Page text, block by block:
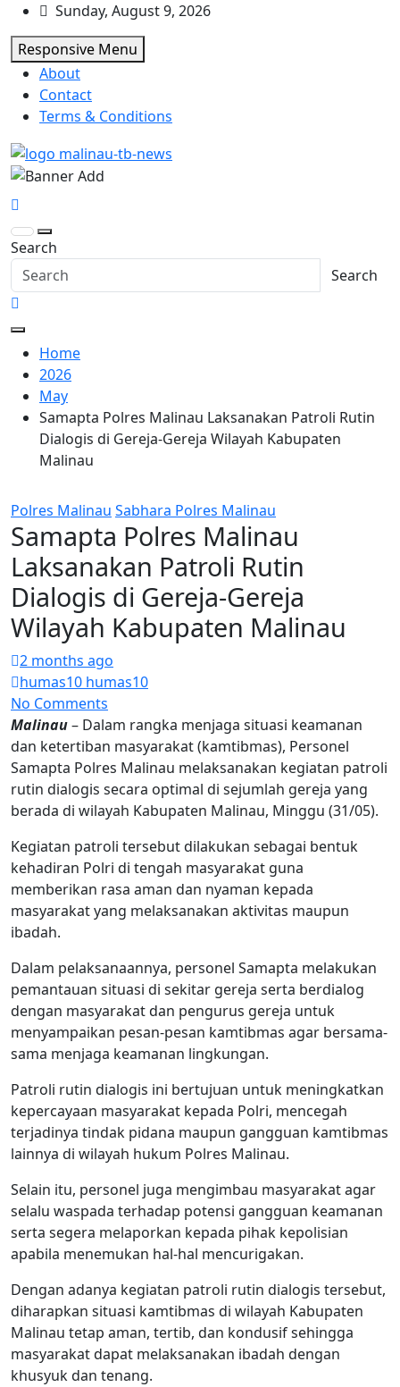
Skip
to
content
Sunday, August 9, 2026
Responsive Menu
About
Contact
Terms & Conditions
Pelangiresmalinau.com
Beranda Warta Bhayangkara
Search
Search
Home
2026
May
Samapta Polres Malinau Laksanakan Patroli Rutin
Dialogis di Gereja-Gereja Wilayah Kabupaten
Malinau
Polres Malinau Sabhara Polres Malinau
Samapta Polres Malinau
Laksanakan Patroli Rutin
Dialogis di Gereja-Gereja
Wilayah Kabupaten Malinau
2 months ago
humas10 humas10
No Comments
Malinau– Dalam rangka menjaga situasi keamanan
dan ketertiban masyarakat (kamtibmas), Personel
Samapta Polres Malinau melaksanakan kegiatan patroli
rutin dialogis secara optimal di sejumlah gereja yang
berada di wilayah Kabupaten Malinau, Minggu (31/05).
Kegiatan patroli tersebut dilakukan sebagai bentuk
kehadiran Polri di tengah masyarakat guna
memberikan rasa aman dan nyaman kepada
masyarakat yang melaksanakan aktivitas maupun
ibadah.
Dalam pelaksanaannya, personel Samapta melakukan
pemantauan situasi di sekitar gereja serta berdialog
dengan masyarakat dan pengurus gereja untuk
menyampaikan pesan-pesan kamtibmas agar bersama-
sama menjaga keamanan lingkungan.
Patroli rutin dialogis ini bertujuan untuk meningkatkan
kepercayaan masyarakat kepada Polri, mencegah
terjadinya tindak pidana maupun gangguan kamtibmas
lainnya di wilayah hukum Polres Malinau.
Selain itu, personel juga mengimbau masyarakat agar
selalu waspada terhadap potensi gangguan keamanan
serta segera melaporkan kepada pihak kepolisian
apabila menemukan hal-hal mencurigakan.
Dengan adanya kegiatan patroli rutin dialogis tersebut,
diharapkan situasi kamtibmas di wilayah Kabupaten
Malinau tetap aman, tertib, dan kondusif sehingga
masyarakat dapat melaksanakan ibadah dengan
khusyuk dan tenang.